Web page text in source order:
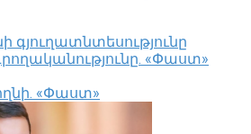
գյուղատնտեսությունը
«Փաստ»
«Փաստ»